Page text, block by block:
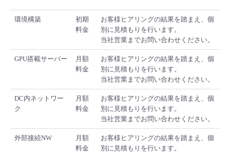
環境構築
初期
料金
お客様ヒアリングの結果を踏まえ、個
別に見積もりを行います。
当社営業までお問い合わせください。
GPU搭載サーバー
月額
料金
お客様ヒアリングの結果を踏まえ、個
別に見積もりを行います。
当社営業までお問い合わせください。
DC内ネットワー
ク
月額
料金
お客様ヒアリングの結果を踏まえ、個
別に見積もりを行います。
当社営業までお問い合わせください。
外部接続NW
月額
料金
お客様ヒアリングの結果を踏まえ、個
別に見積もりを行います。